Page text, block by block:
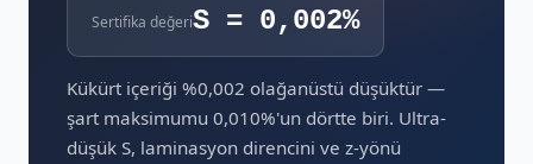
Sertifika değeriS = 0,002%
Kükürt içeriği %0,002 olağanüstü düşüktür —
şart maksimumu 0,010%'un dörtte biri. Ultra-
düşük S, laminasyon direncini ve z-yönü